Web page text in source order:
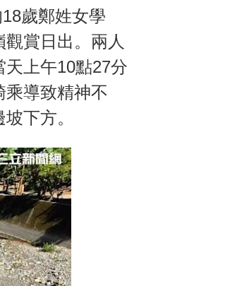
歲鄭姓女學
賞日出。兩人
上午10點27分
導致精神不
下方。